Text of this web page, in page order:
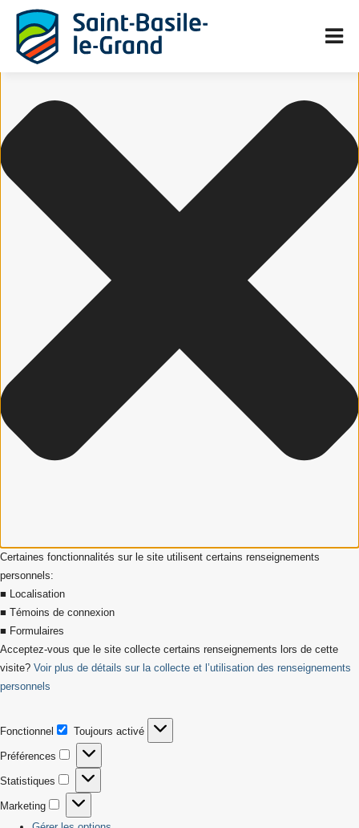
Gérer le consentement aux cookies
Certaines fonctionnalités sur le site utilisent certains renseignements
personnels:
■ Localisation
■ Témoins de connexion
■ Formulaires
Acceptez-vous que le site collecte certains renseignements lors de cette
visite? Voir plus de détails sur la collecte et l’utilisation des renseignements
personnels
Fonctionnel
Fonctionnel
Toujours activé
Préférences
Préférences
Statistiques
Statistiques
Marketing
Marketing